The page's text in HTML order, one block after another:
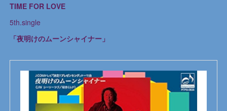
TIME FOR LOVE
5th.single
「夜明けのムーンシャイナー」